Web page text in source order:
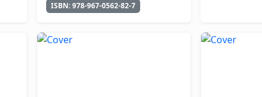
ISBN: 978-967-0562-82-7